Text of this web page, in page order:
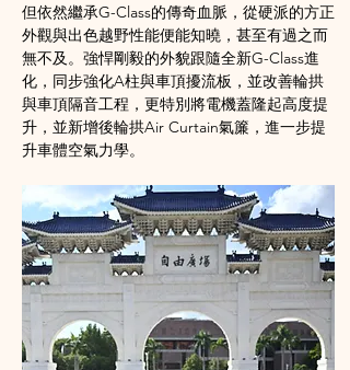
但依然繼承G-Class的傳奇血脈，從硬派的方正
外觀與出色越野性能便能知曉，甚至有過之而
無不及。強悍剛毅的外貌跟隨全新G-Class進
化，同步強化A柱與車頂擾流板，並改善輪拱
與車頂隔音工程，更特別將電機蓋隆起高度提
升，並新增後輪拱Air Curtain氣簾，進一步提
升車體空氣力學。